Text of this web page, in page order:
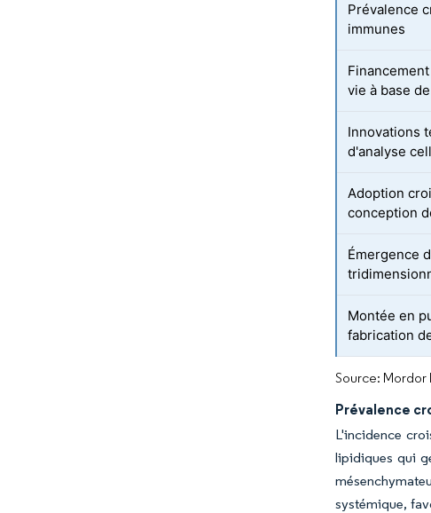
Prévalence
immunes
vie à base
Innovations
d'analyse
Adoption
conception
Émergence
Montée en
fabrication
Source: Mordor
Prévalence
L'incidence
lipidiques qui
systémique,